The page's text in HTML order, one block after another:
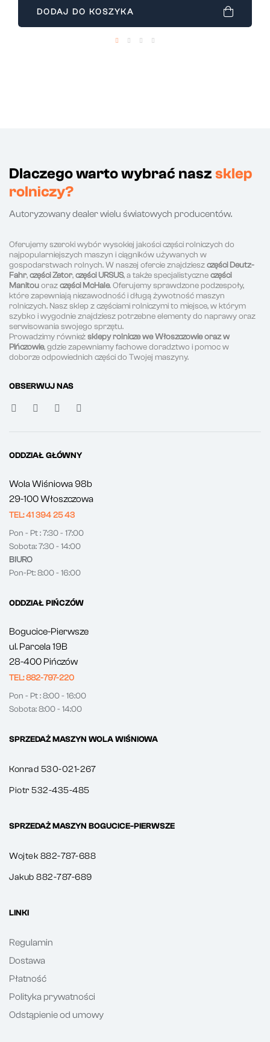
DODAJ DO KOSZYKA
Dlaczego warto wybrać nasz sklep
rolniczy?
Autoryzowany dealer wielu światowych producentów.
Oferujemy szeroki wybór wysokiej jakości części rolniczych do
najpopularniejszych maszyn i ciągników używanych w
gospodarstwach rolnych. W naszej ofercie znajdzieszczęści Deutz-
Fahr,części Zetor,części URSUS, a także specjalistyczneczęści
Manitouorazczęści McHale. Oferujemy sprawdzone podzespoły,
które zapewniają niezawodność i długą żywotność maszyn
rolniczych. Nasz sklep z częściami rolniczymi to miejsce, w którym
szybko i wygodnie znajdziesz potrzebne elementy do naprawy oraz
serwisowania swojego sprzętu.
Prowadzimy równieżsklepy rolnicze we Włoszczowie oraz w
Pińczowie, gdzie zapewniamy fachowe doradztwo i pomoc w
doborze odpowiednich części do Twojej maszyny.
OBSERWUJ NAS
ODDZIAŁ GŁÓWNY
Wola Wiśniowa 98b
29-100 Włoszczowa
TEL: 41 394 25 43
Pon - Pt : 7:30 - 17:00
Sobota: 7:30 - 14:00
BIURO
Pon-Pt: 8:00 - 16:00
ODDZIAŁ PIŃCZÓW
Bogucice-Pierwsze
ul. Parcela 19B
28-400 Pińczów
TEL: 882-797-220
Pon - Pt : 8:00 - 16:00
Sobota: 8:00 - 14:00
SPRZEDAŻ MASZYN WOLA WIŚNIOWA
Konrad 530-021-267
Piotr 532-435-485
SPRZEDAŻ MASZYN BOGUCICE-PIERWSZE
Wojtek 882-787-688
Jakub 882-787-689
LINKI
Regulamin
Dostawa
Płatność
Polityka prywatności
Odstąpienie od umowy